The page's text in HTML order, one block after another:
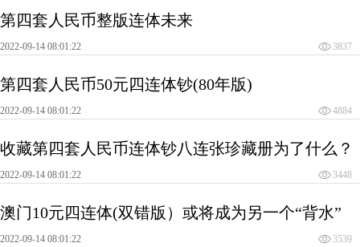
第四套人民币整版连体未来
2022-09-14 08:01:22 3837
第四套人民币50元四连体钞(80年版)
2022-09-14 08:01:22 4884
收藏第四套人民币连体钞八连张珍藏册为了什么？
2022-09-14 08:01:22 3448
澳门10元四连体(双错版）或将成为另一个“背水”
2022-09-14 08:01:22 3539